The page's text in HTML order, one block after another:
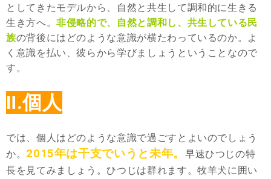
としてきたモデルから、自然と共生して調和的に生きる
生き方へ。非侵略的で、自然と調和し、共生している民
族の背後にはどのような意識が横たわっているのか。よ
く意識を払い、彼らから学びましょうということなので
す。
Ⅱ.個人
では、個人はどのような意識で過ごすとよいのでしょう
か。 2015年は干支でいうと未年。 早速ひつじの特
長を見てみましょう。ひつじは群れます。牧羊犬に囲い